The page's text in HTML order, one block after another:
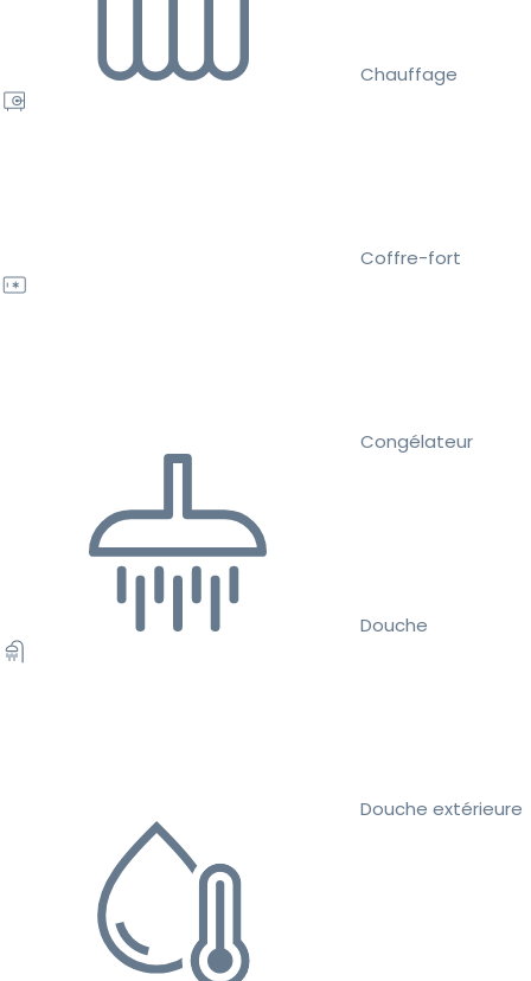
Chauffage
Coffre-fort
Congélateur
Douche
Douche extérieure